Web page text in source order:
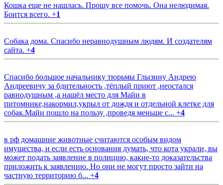
Кошка еще не нашлась. Прошу все помочь. Она нелюдимая.
Боится всего. +1
Собака дома. Спасибо неравнодушным людям. И создателям
сайта. +4
Спасибо большое начальнику тюрьмы Глызину Андрею
Андреевичу за бдительность ,тёплый приют ,неостался
равнодушным ,а нашёл место для Майи в
питомнике,накормил,укрыл от дождя и отдельной клетке для
собак.Майи пошло на пользу ,проведя меньше с... +4
в рф домашние животные считаются особым видом
имущества, и если есть основания думать, что кота украли, вы
может подать заявление в полицию, какие-то доказательства
приложить к заявлению. Но они не могут просто зайти на
частную территорию б... +4